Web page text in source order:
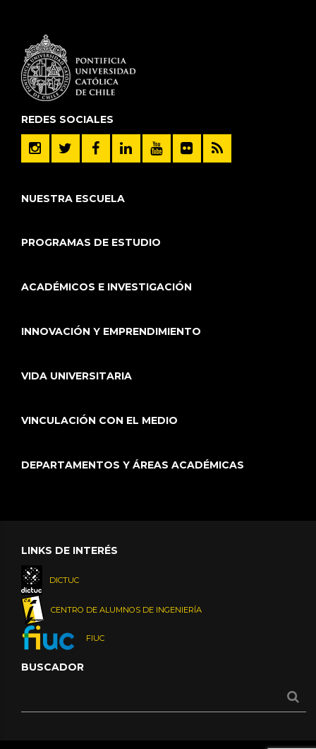
REDES SOCIALES
NUESTRA ESCUELA
PROGRAMAS DE ESTUDIO
ACADÉMICOS E INVESTIGACIÓN
INNOVACIÓN Y EMPRENDIMIENTO
VIDA UNIVERSITARIA
VINCULACIÓN CON EL MEDIO
DEPARTAMENTOS Y ÁREAS ACADÉMICAS
LINKS DE INTERÉS
DICTUC
CENTRO DE ALUMNOS DE INGENIERÍA
FIUC
BUSCADOR